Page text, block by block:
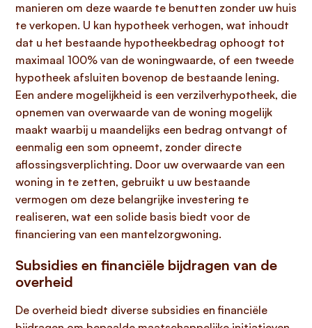
manieren om deze waarde te benutten zonder uw huis
te verkopen. U kan hypotheek verhogen, wat inhoudt
dat u het bestaande hypotheekbedrag ophoogt tot
maximaal 100% van de woningwaarde, of een tweede
hypotheek afsluiten bovenop de bestaande lening.
Een andere mogelijkheid is een verzilverhypotheek, die
opnemen van overwaarde van de woning mogelijk
maakt waarbij u maandelijks een bedrag ontvangt of
eenmalig een som opneemt, zonder directe
aflossingsverplichting. Door uw overwaarde van een
woning in te zetten, gebruikt u uw bestaande
vermogen om deze belangrijke investering te
realiseren, wat een solide basis biedt voor de
financiering van een mantelzorgwoning.
Subsidies en financiële bijdragen van de
overheid
De overheid biedt diverse subsidies en financiële